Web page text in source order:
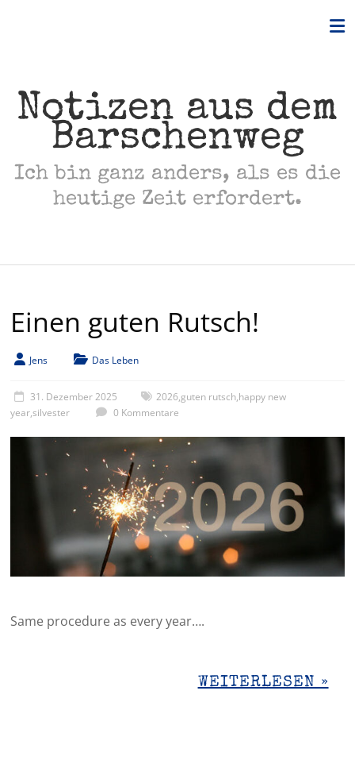
Notizen aus dem
Barschenweg
Ich bin ganz anders, als es die
heutige Zeit erfordert.
Einen guten Rutsch!
Jens Das Leben
31. Dezember 2025 2026,guten rutsch,happy new
year,silvester 0 Kommentare
Same procedure as every year….
WEITERLESEN »